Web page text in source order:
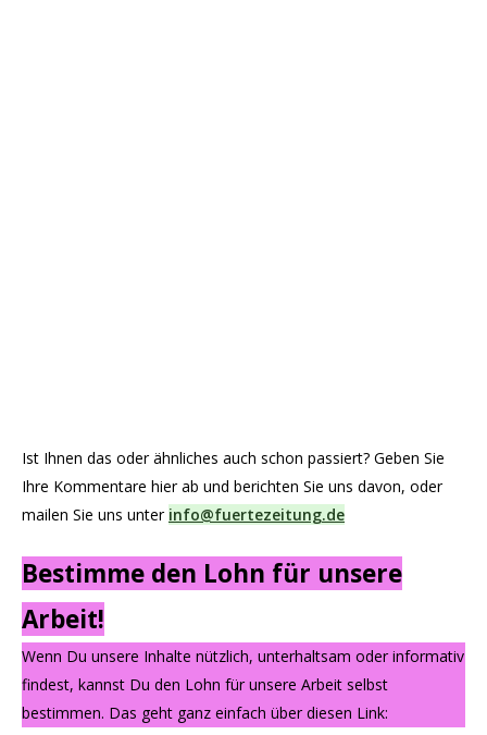
Ist Ihnen das oder ähnliches auch schon passiert? Geben Sie
Ihre Kommentare hier ab und berichten Sie uns davon, oder
mailen Sie uns unter info@fuertezeitung.de
Bestimme den Lohn für unsere
Arbeit!
Wenn Du unsere Inhalte nützlich, unterhaltsam oder informativ
findest, kannst Du den Lohn für unsere Arbeit selbst
bestimmen. Das geht ganz einfach über diesen Link: